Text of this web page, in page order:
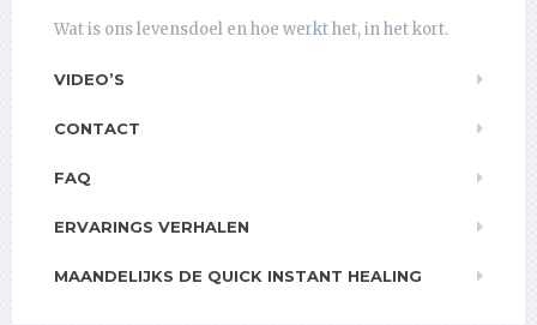
Wat is ons levensdoel en hoe werkt het, in het kort.
VIDEO’S
CONTACT
FAQ
ERVARINGS VERHALEN
MAANDELIJKS DE QUICK INSTANT HEALING